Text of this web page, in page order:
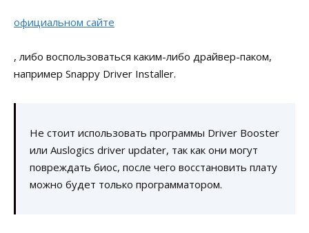
официальном сайте
, либо воспользоваться каким-либо драйвер-паком,
например Snappy Driver Installer.
Не стоит использовать программы Driver Booster
или Auslogics driver updater, так как они могут
повреждать биос, после чего восстановить плату
можно будет только программатором.